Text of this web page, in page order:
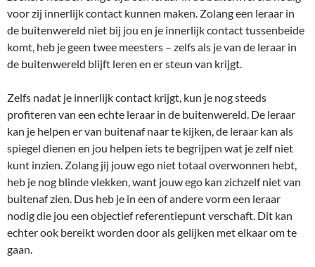
voor zij innerlijk contact kunnen maken. Zolang een leraar in
de buitenwereld niet bij jou en je innerlijk contact tussenbeide
komt, heb je geen twee meesters – zelfs als je van de leraar in
de buitenwereld blijft leren en er steun van krijgt.
Zelfs nadat je innerlijk contact krijgt, kun je nog steeds
profiteren van een echte leraar in de buitenwereld. De leraar
kan je helpen er van buitenaf naar te kijken, de leraar kan als
spiegel dienen en jou helpen iets te begrijpen wat je zelf niet
kunt inzien. Zolang jij jouw ego niet totaal overwonnen hebt,
heb je nog blinde vlekken, want jouw ego kan zichzelf niet van
buitenaf zien. Dus heb je in een of andere vorm een leraar
nodig die jou een objectief referentiepunt verschaft. Dit kan
echter ook bereikt worden door als gelijken met elkaar om te
gaan.